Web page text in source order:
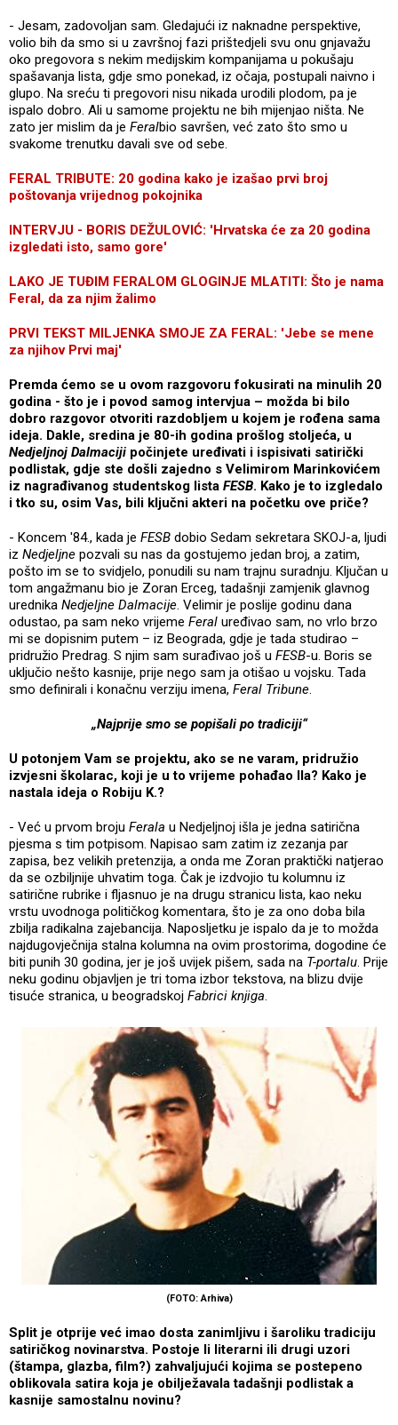
- Jesam, zadovoljan sam. Gledajući iz naknadne perspektive,
volio bih da smo si u završnoj fazi prištedjeli svu onu gnjavažu
oko pregovora s nekim medijskim kompanijama u pokušaju
spašavanja lista, gdje smo ponekad, iz očaja, postupali naivno i
glupo. Na sreću ti pregovori nisu nikada urodili plodom, pa je
ispalo dobro. Ali u samome projektu ne bih mijenjao ništa. Ne
zato jer mislim da je Feralbio savršen, već zato što smo u
svakome trenutku davali sve od sebe.
FERAL TRIBUTE: 20 godina kako je izašao prvi broj
poštovanja vrijednog pokojnika
INTERVJU - BORIS DEŽULOVIĆ: 'Hrvatska će za 20 godina
izgledati isto, samo gore'
LAKO JE TUĐIM FERALOM GLOGINJE MLATITI: Što je nama
Feral, da za njim žalimo
PRVI TEKST MILJENKA SMOJE ZA FERAL: 'Jebe se mene
za njihov Prvi maj'
Premda ćemo se u ovom razgovoru fokusirati na minulih 20
godina - što je i povod samog intervjua – možda bi bilo
dobro razgovor otvoriti razdobljem u kojem je rođena sama
ideja. Dakle, sredina je 80-ih godina prošlog stoljeća, u
Nedjeljnoj Dalmaciji počinjete uređivati i ispisivati satirički
podlistak, gdje ste došli zajedno s Velimirom Marinkovićem
iz nagrađivanog studentskog lista FESB. Kako je to izgledalo
i tko su, osim Vas, bili ključni akteri na početku ove priče?
- Koncem '84., kada je FESB dobio Sedam sekretara SKOJ-a, ljudi
iz Nedjeljne pozvali su nas da gostujemo jedan broj, a zatim,
pošto im se to svidjelo, ponudili su nam trajnu suradnju. Ključan u
tom angažmanu bio je Zoran Erceg, tadašnji zamjenik glavnog
urednika Nedjeljne Dalmacije. Velimir je poslije godinu dana
odustao, pa sam neko vrijeme Feral uređivao sam, no vrlo brzo
mi se dopisnim putem – iz Beograda, gdje je tada studirao –
pridružio Predrag. S njim sam surađivao još u FESB-u. Boris se
uključio nešto kasnije, prije nego sam ja otišao u vojsku. Tada
smo definirali i konačnu verziju imena, Feral Tribune.
„Najprije smo se popišali po tradiciji“
U potonjem Vam se projektu, ako se ne varam, pridružio
izvjesni školarac, koji je u to vrijeme pohađao IIa? Kako je
nastala ideja o Robiju K.?
- Već u prvom broju Ferala u Nedjeljnoj išla je jedna satirična
pjesma s tim potpisom. Napisao sam zatim iz zezanja par
zapisa, bez velikih pretenzija, a onda me Zoran praktički natjerao
da se ozbiljnije uhvatim toga. Čak je izdvojio tu kolumnu iz
satirične rubrike i fljasnuo je na drugu stranicu lista, kao neku
vrstu uvodnoga političkog komentara, što je za ono doba bila
zbilja radikalna zajebancija. Naposljetku je ispalo da je to možda
najdugovječnija stalna kolumna na ovim prostorima, dogodine će
biti punih 30 godina, jer je još uvijek pišem, sada na T-portalu. Prije
neku godinu objavljen je tri toma izbor tekstova, na blizu dvije
tisuće stranica, u beogradskoj Fabrici knjiga.
(FOTO: Arhiva)
Split je otprije već imao dosta zanimljivu i šaroliku tradiciju
satiričkog novinarstva. Postoje li literarni ili drugi uzori
(štampa, glazba, film?) zahvaljujući kojima se postepeno
oblikovala satira koja je obilježavala tadašnji podlistak a
kasnije samostalnu novinu?